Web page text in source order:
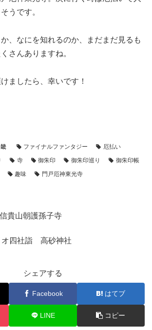
うです。
、なにを知れるのか、まだまだ見るも
さんありますね。
ましたら、幸いです！
ファイナルファンタジー
厄払い
寺 御朱印 御朱印巡り
御朱印帳
趣味 門戸厄神東光寺
貴山朝護孫子寺
オ四社詣 高砂神社
シェアする
Facebook はてブ
LINE コピー